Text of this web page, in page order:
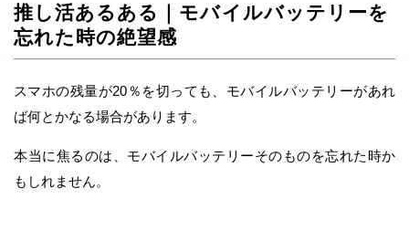
推し活あるある｜モバイルバッテリーを
忘れた時の絶望感
スマホの残量が20％を切っても、モバイルバッテリーがあれ
ば何とかなる場合があります。
本当に焦るのは、モバイルバッテリーそのものを忘れた時か
もしれません。